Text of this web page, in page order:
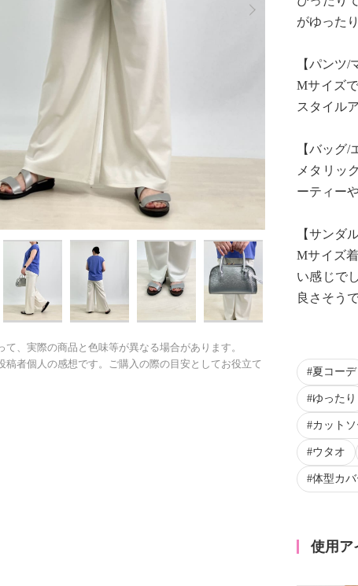
、実際の商品と色味等が異なる場合があります。
稿者個人の感想です。ご購入の際の目安としてお役立て
がゆった
【パンツ/
Mサイズ
スタイル
【バッグ/
メタリッ
ーティー
【サンダ
Mサイズ
い感じで
良さそう
夏コーデ
ゆったり
カットソ
ウタオ
体型カバ
使用ア